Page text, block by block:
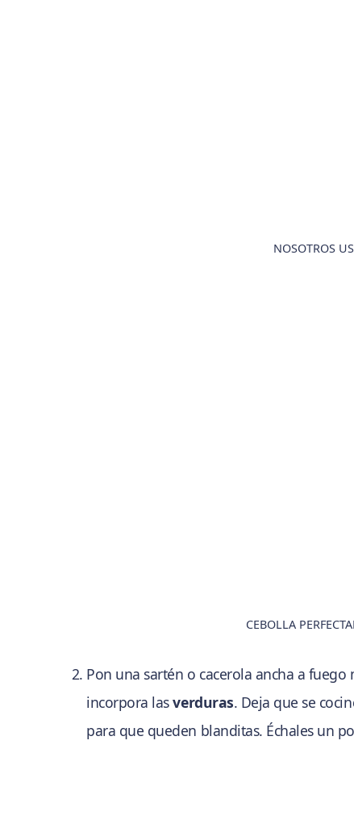
NOSOTROS
CEBOLLA
Pon una sartén o cacerola ancha a
incorpora lasverduras. Deja que se
para que queden blanditas. Échales un